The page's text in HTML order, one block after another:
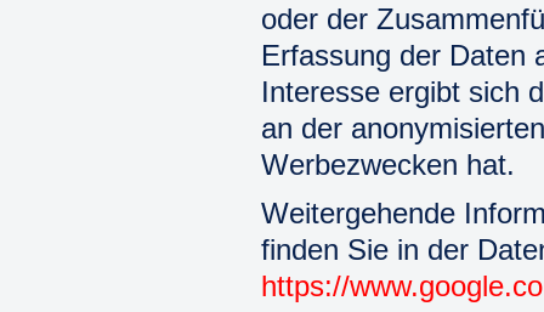
oder der
Erfassung der Daten
Interesse ergibt sich
an der
Werbezwecken hat.
Weitergehende
finden Sie in der
https://